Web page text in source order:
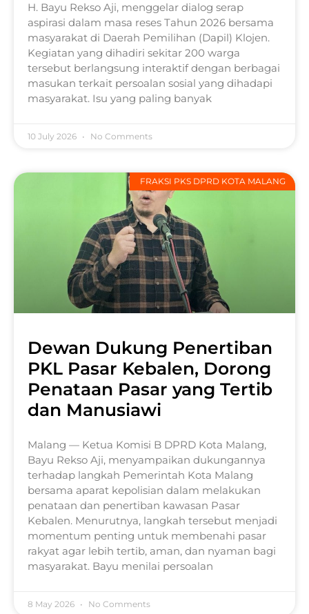
H. Bayu Rekso Aji, menggelar dialog serap
aspirasi dalam masa reses Tahun 2026 bersama
masyarakat di Daerah Pemilihan (Dapil) Klojen.
Kegiatan yang dihadiri sekitar 200 warga
tersebut berlangsung interaktif dengan berbagai
masukan terkait persoalan sosial yang dihadapi
masyarakat. Isu yang paling banyak
10 July 2026 No Comments
FRAKSI PKS DPRD KOTA MALANG
Dewan Dukung Penertiban
PKL Pasar Kebalen, Dorong
Penataan Pasar yang Tertib
dan Manusiawi
Malang — Ketua Komisi B DPRD Kota Malang,
Bayu Rekso Aji, menyampaikan dukungannya
terhadap langkah Pemerintah Kota Malang
bersama aparat kepolisian dalam melakukan
penataan dan penertiban kawasan Pasar
Kebalen. Menurutnya, langkah tersebut menjadi
momentum penting untuk membenahi pasar
rakyat agar lebih tertib, aman, dan nyaman bagi
masyarakat. Bayu menilai persoalan
8 May 2026 No Comments